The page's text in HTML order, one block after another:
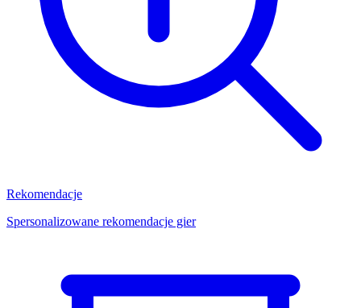
Rekomendacje
Spersonalizowane rekomendacje gier